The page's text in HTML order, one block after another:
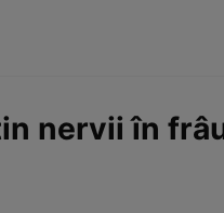
nervii în